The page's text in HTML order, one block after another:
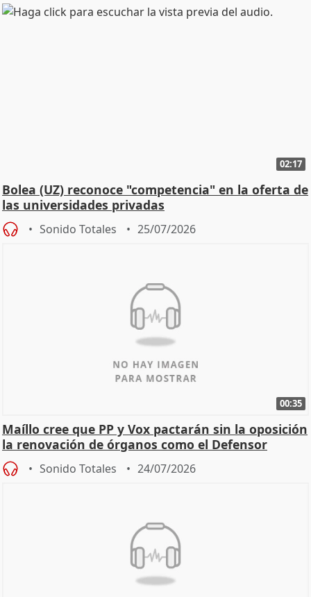
02:17
Bolea (UZ) reconoce "competencia" en la oferta de
las universidades privadas
Sonido Totales 25/07/2026
00:35
Maíllo cree que PP y Vox pactarán sin la oposición
la renovación de órganos como el Defensor
Sonido Totales 24/07/2026